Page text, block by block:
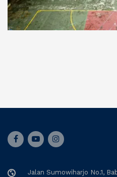
Jalan Sumowiharjo No.1,